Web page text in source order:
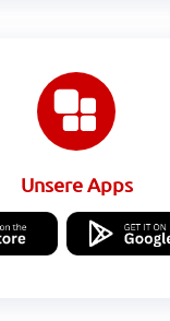
Unsere Apps